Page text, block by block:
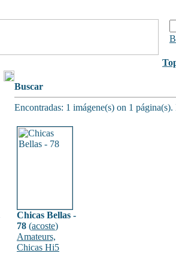
Buscar
Encontradas: 1 imágene(s) on 1
Chicas Bellas -
78 (acoste)
Amateurs,
Chicas Hi5